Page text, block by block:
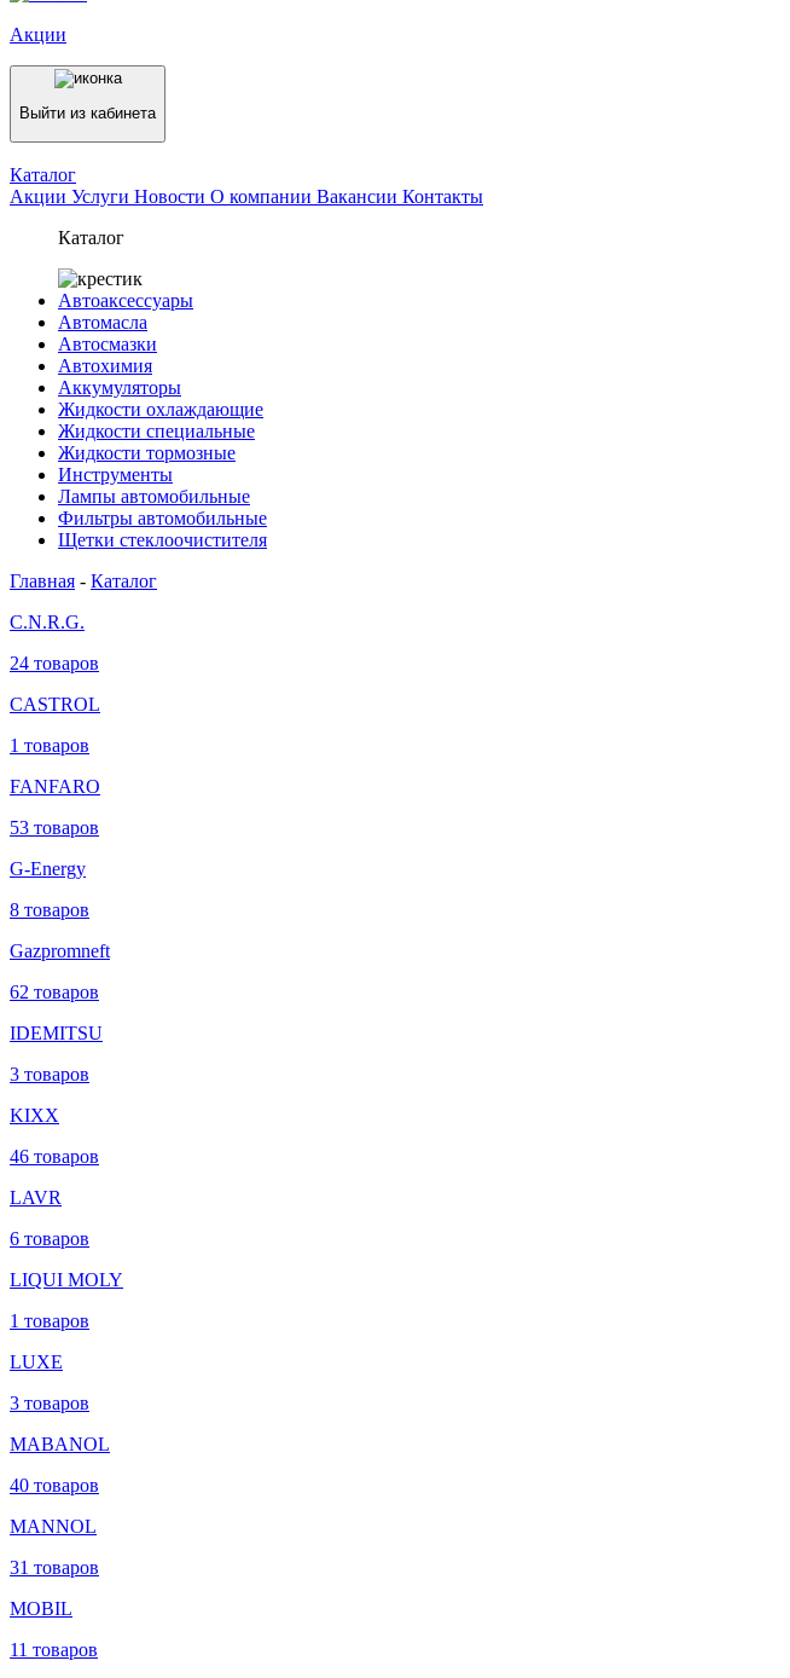
Акции
Выйти из кабинета
Каталог
Акции Услуги Новости О компании Вакансии Контакты
Каталог
Автоаксессуары
Автомасла
Автосмазки
Автохимия
Аккумуляторы
Жидкости охлаждающие
Жидкости специальные
Жидкости тормозные
Инструменты
Лампы автомобильные
Фильтры автомобильные
Щетки стеклоочистителя
Главная - Каталог
C.N.R.G.
24 товаров
CASTROL
1 товаров
FANFARO
53 товаров
G-Energy
8 товаров
Gazpromneft
62 товаров
IDEMITSU
3 товаров
KIXX
46 товаров
LAVR
6 товаров
LIQUI MOLY
1 товаров
LUXE
3 товаров
MABANOL
40 товаров
MANNOL
31 товаров
MOBIL
11 товаров